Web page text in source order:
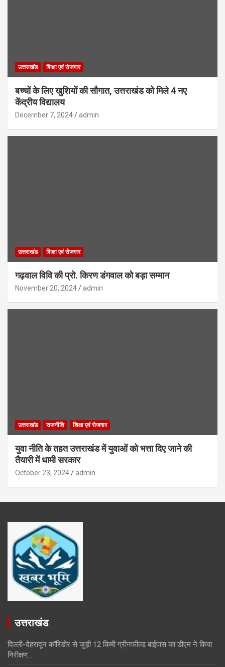
उत्तराखंड शिक्षा एवं रोजगार
बच्चों के लिए खुशियों की सौगात, उत्तराखंड को मिले 4 नए
केंद्रीय विद्यालय
December 7, 2024 admin
उत्तराखंड शिक्षा एवं रोजगार
गढ़वाल विवि की प्रो. किरण डंगवाल को बड़ा सम्मान
November 20, 2024 admin
उत्तराखंड राजनीति शिक्षा एवं रोजगार
युवा नीति के तहत उत्तराखंड में युवाओं को भत्ता दिए जाने की
तैयारी में धामी सरकार
October 23, 2024 admin
उत्तराखंड
दिल्ली-देहरादून कॉरिडोर से जुड़ी 12 किमी ग्रीनफील्ड बाईपास का डीएम ने किया
निरीक्षण…